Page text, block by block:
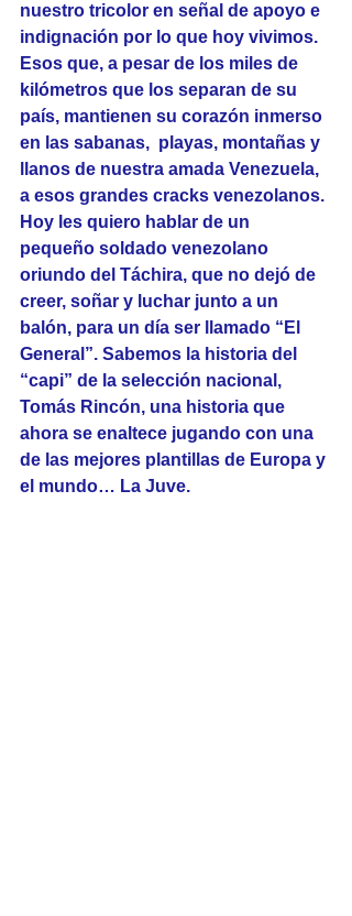
nuestro tricolor en señal de apoyo e
indignación por lo que hoy vivimos.
Esos que, a pesar de los miles de
kilómetros que los separan de su
país, mantienen su corazón inmerso
en las sabanas,  playas, montañas y
llanos de nuestra amada Venezuela,
a esos grandes cracks venezolanos.
Hoy les quiero hablar de un
pequeño soldado venezolano
oriundo del Táchira, que no dejó de
creer, soñar y luchar junto a un
balón, para un día ser llamado “El
General”. Sabemos la historia del
“capi” de la selección nacional,
Tomás Rincón, una historia que
ahora se enaltece jugando con una
de las mejores plantillas de Europa y
el mundo… La Juve.